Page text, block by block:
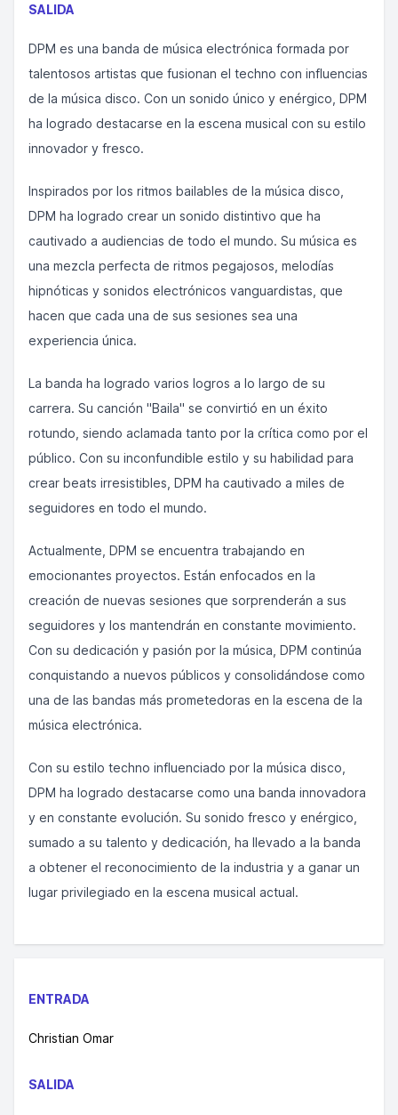
SALIDA
DPM es una banda de música electrónica formada por
talentosos artistas que fusionan el techno con influencias
de la música disco. Con un sonido único y enérgico, DPM
ha logrado destacarse en la escena musical con su estilo
innovador y fresco.
Inspirados por los ritmos bailables de la música disco,
DPM ha logrado crear un sonido distintivo que ha
cautivado a audiencias de todo el mundo. Su música es
una mezcla perfecta de ritmos pegajosos, melodías
hipnóticas y sonidos electrónicos vanguardistas, que
hacen que cada una de sus sesiones sea una
experiencia única.
La banda ha logrado varios logros a lo largo de su
carrera. Su canción "Baila" se convirtió en un éxito
rotundo, siendo aclamada tanto por la crítica como por el
público. Con su inconfundible estilo y su habilidad para
crear beats irresistibles, DPM ha cautivado a miles de
seguidores en todo el mundo.
Actualmente, DPM se encuentra trabajando en
emocionantes proyectos. Están enfocados en la
creación de nuevas sesiones que sorprenderán a sus
seguidores y los mantendrán en constante movimiento.
Con su dedicación y pasión por la música, DPM continúa
conquistando a nuevos públicos y consolidándose como
una de las bandas más prometedoras en la escena de la
música electrónica.
Con su estilo techno influenciado por la música disco,
DPM ha logrado destacarse como una banda innovadora
y en constante evolución. Su sonido fresco y enérgico,
sumado a su talento y dedicación, ha llevado a la banda
a obtener el reconocimiento de la industria y a ganar un
lugar privilegiado en la escena musical actual.
ENTRADA
Christian Omar
SALIDA